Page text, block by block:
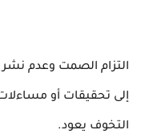
التزام الصمت وعدم
إلى تحقيقات أو
التخوف يعود.